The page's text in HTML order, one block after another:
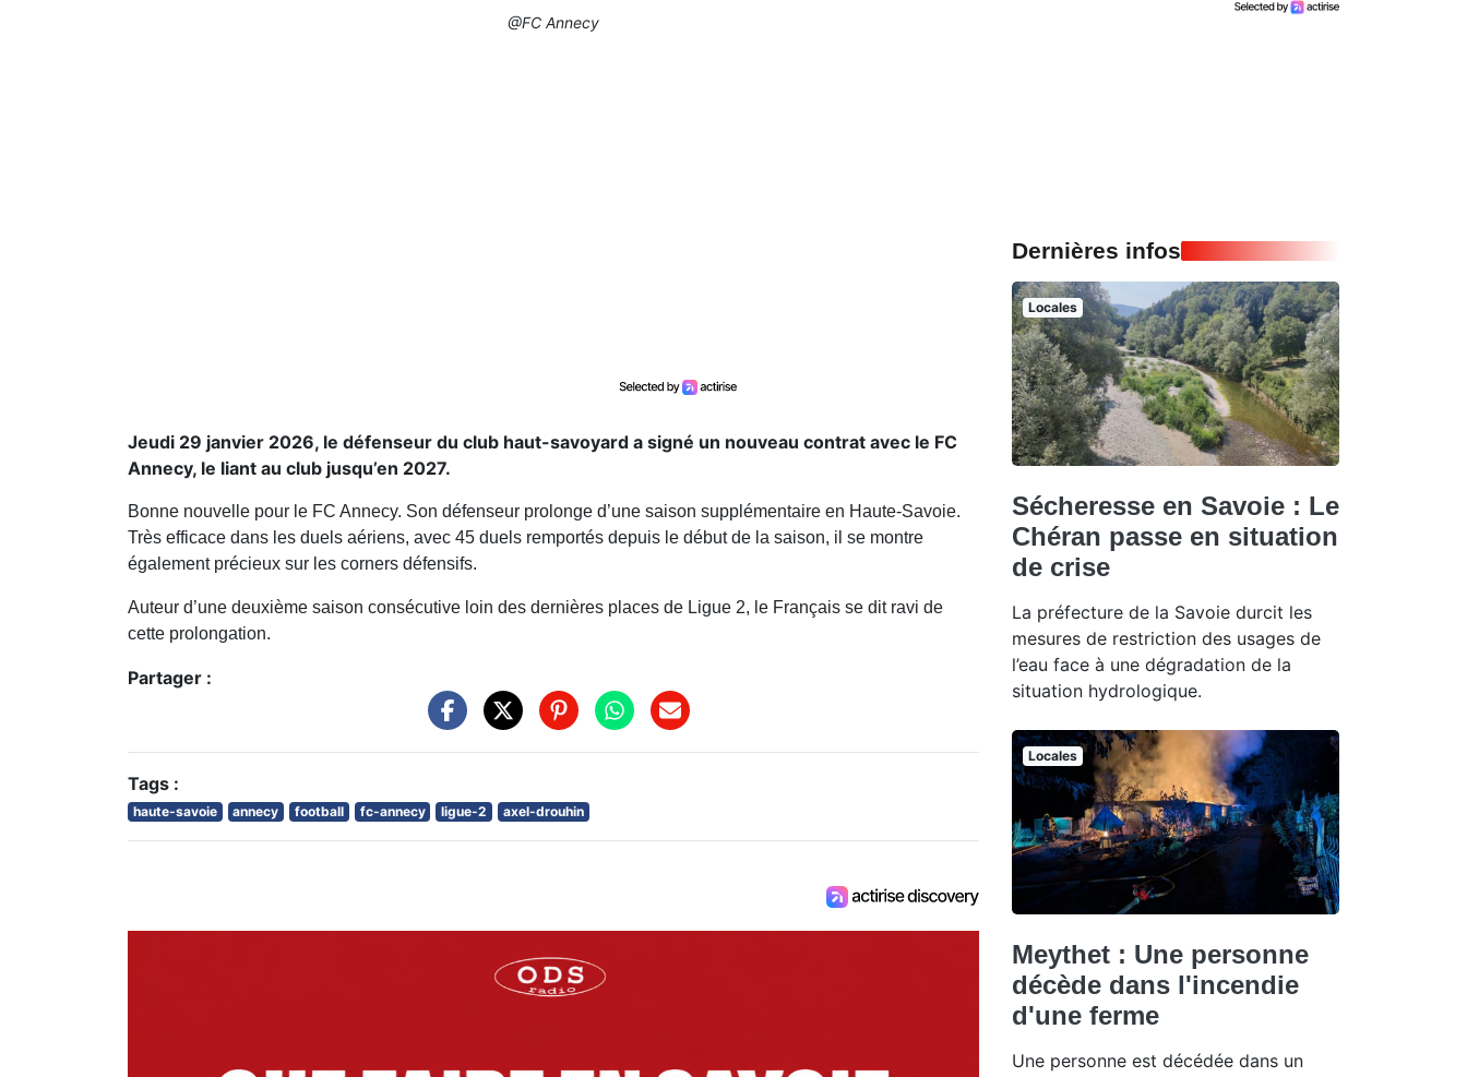
@FC Annecy
Jeudi 29 janvier 2026, le défenseur du club haut-savoyard a signé un nouveau contrat avec le FC
Annecy, le liant au club jusqu’en 2027.
Bonne nouvelle pour le FC Annecy. Son défenseur prolonge d’une saison supplémentaire en Haute-Savoie.
Très efficace dans les duels aériens, avec 45 duels remportés depuis le début de la saison, il se montre
également précieux sur les corners défensifs.
Auteur d’une deuxième saison consécutive loin des dernières places de Ligue 2, le Français se dit ravi de
cette prolongation.
Partager :
Tags :
haute-savoie annecy football fc-annecy ligue-2 axel-drouhin
Dernières infos
Locales
Sécheresse en Savoie : Le
Chéran passe en situation
de crise
La préfecture de la Savoie durcit les
mesures de restriction des usages de
l’eau face à une dégradation de la
situation hydrologique.
Locales
Meythet : Une personne
décède dans l'incendie
d'une ferme
Une personne est décédée dans un